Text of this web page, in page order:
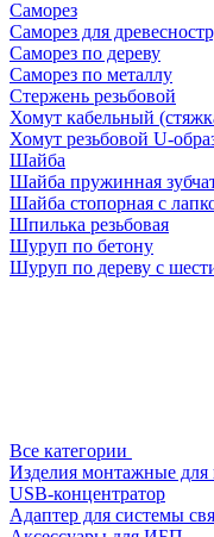
Саморез
Саморез для
Саморез по дереву
Саморез по металлу
Стержень резьбовой
Хомут кабельный
Хомут резьбовой U-
Шайба
Шайба пружинная
Шайба стопорная с
Шпилька резьбовая
Шуруп по бетону
Шуруп по дереву с
Все категории
Изделия монтажные
USB-концентратор
Адаптер для системы